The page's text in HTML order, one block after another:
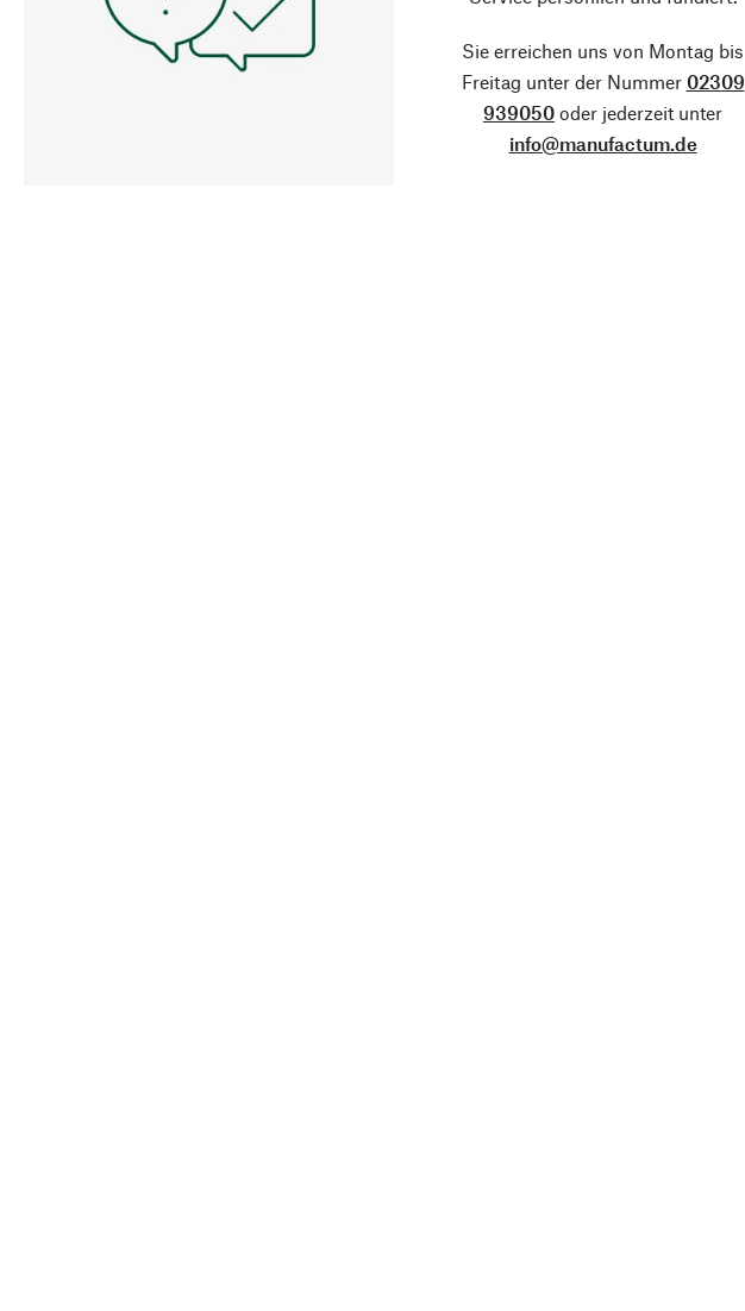
Sie erreichen uns von Montag bis
Freitag unter der Nummer 02309
939050 oder jederzeit unter
info@manufactum.de